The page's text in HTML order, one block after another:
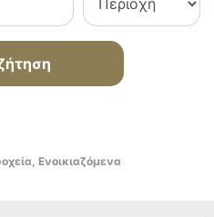
Ενοικιαζόμενα